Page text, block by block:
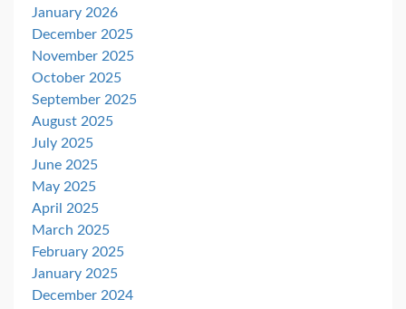
January 2026
December 2025
November 2025
October 2025
September 2025
August 2025
July 2025
June 2025
May 2025
April 2025
March 2025
February 2025
January 2025
December 2024